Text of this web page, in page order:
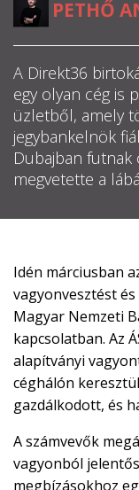
1%




CSATLAKOZZ
A
TÁMOGATÓI
KÖRHÖZ!
PETHŐ
A Direkt36
egy olyan cég is
üzletből, amely
jegybankelnök
Dubajban futnak
megvetette a
Idén márciusban
vagyonvesztést
Magyar Nemzeti
kapcsolatban. Az
alapítványi
céghálón
gazdálkodott, és
A számvevők
vagyonból
megbízásokhoz